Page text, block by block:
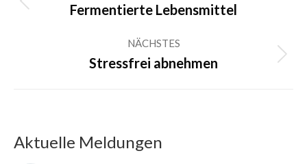
Vorheriger
Fermentierte Lebensmittel
NÄCHSTES
Nächster
Stressfrei abnehmen
Aktuelle Meldungen